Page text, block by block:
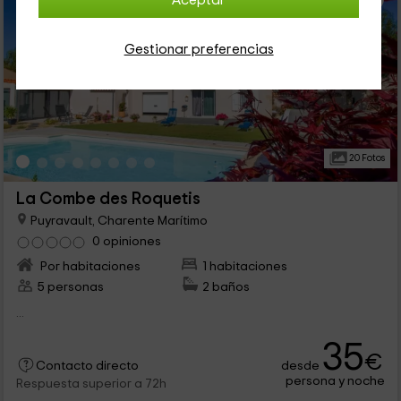
Gestionar preferencias
20 Fotos
La Combe des Roquetis
Puyravault, Charente Marítimo
0 opiniones
Por habitaciones
1 habitaciones
5 personas
2 baños
...
Contacto directo
Respuesta superior a 72h
desde 35€
persona y noche